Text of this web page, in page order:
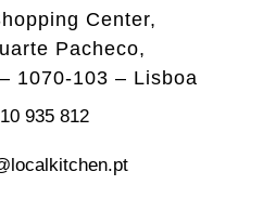
Center,
Pacheco,
1070-103 – Lisboa
935 812